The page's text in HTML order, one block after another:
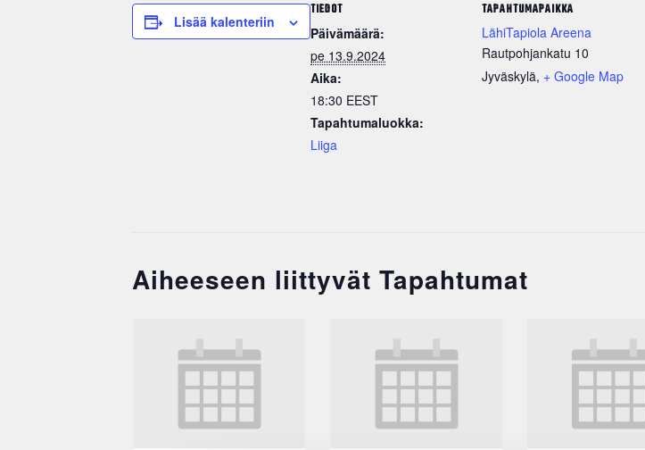
Lisää kalenteriin
TIEDOT
Päivämäärä:
pe 13.9.2024
Aika:
18:30 EEST
Tapahtumaluokka:
Liiga
TAPAHTUMAPAIKKA
LähiTapiola Areena
Rautpohjankatu 10
Jyväskylä, + Google Map
Aiheeseen liittyvät Tapahtumat